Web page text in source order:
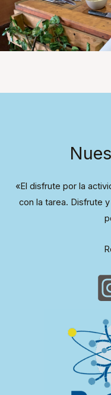
«El disfrute por la
con la tarea. Disfrute